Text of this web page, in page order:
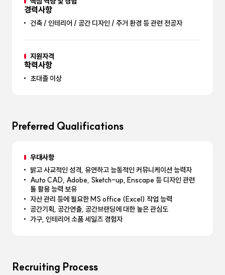
경력사항
건축 / 인테리어 / 공간 디자인 / 주거 환경 등 관련 전공자
지원자격
학력사항
초대졸 이상
Preferred Qualifications
우대사항
밝고 사교적인 성격, 유연하고 능동적인 커뮤니케이션 능력자
Auto CAD, Adobe, Sketch-up, Enscape 등 디자인 관련
툴 활용 능력 보유
자산 관리 등에 필요한 MS office (Excel) 작업 능력
공간기획, 공간연출, 공간브랜딩에 대한 높은 관심도
가구, 인테리어 소품 세일즈 경험자
Recruiting Process